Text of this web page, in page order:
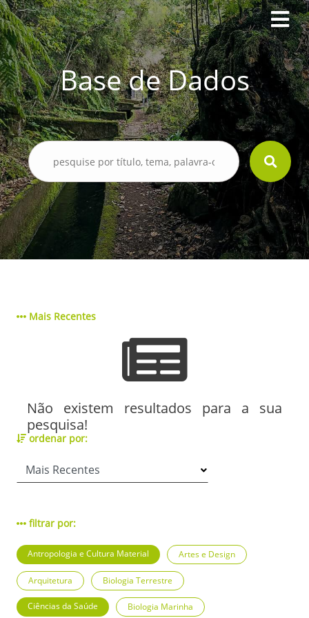
Base de Dados
Mais Recentes
Não existem resultados para a sua
pesquisa!
ordenar por:
filtrar por:
Antropologia e Cultura Material Artes e Design
Arquitetura Biologia Terrestre
Ciências da Saúde Biologia Marinha